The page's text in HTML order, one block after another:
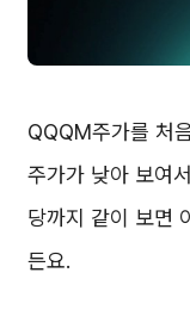
QQQM주가를 처
주가가 낮아 보여
당까지 같이 보면
든요.